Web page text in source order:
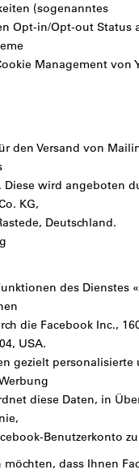
(sogenanntes
Opt-in/Opt-out Status
Management von
den Versand von
Diese wird angeboten
KG,
Deutschland.
des Dienstes
die Facebook Inc.,
USA.
gezielt personalisierte
diese Daten, in
Benutzerkonto
dass Ihnen